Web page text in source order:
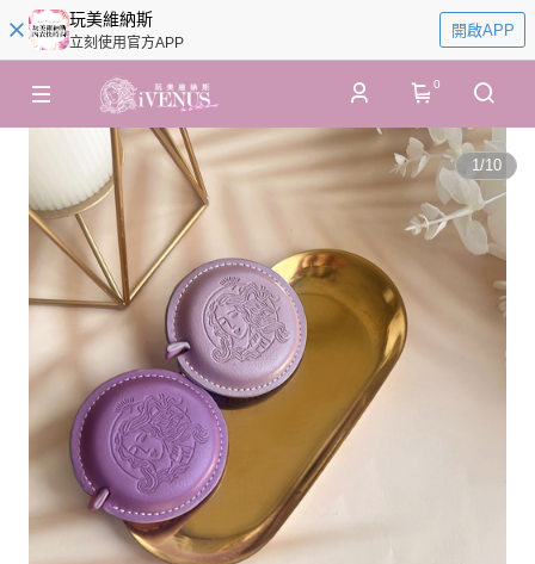
玩美維納斯
立刻使用官方APP
開啟APP
0
1/10